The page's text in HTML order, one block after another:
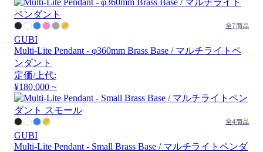
全7商品
GUBI
Multi-Lite Pendant - φ360mm Brass Base / マルチライトペ
ンダント
定価/上代:
¥180,000 ~
全4商品
GUBI
Multi-Lite Pendant - Small Brass Base / マルチライトペンダ